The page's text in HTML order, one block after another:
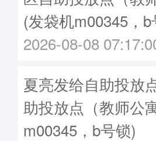
(发袋机m00345，b
2026-08-08
夏亮发给自助投放
助投放点（教师公
m00345，b号锁)